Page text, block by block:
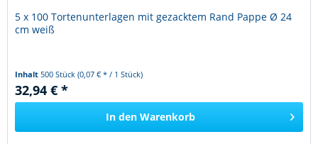
5 x 100 Tortenunterlagen mit gezacktem Rand Pappe Ø 24
cm weiß
Inhalt 500 Stück(0,07 € * / 1 Stück)
32,94 € *
In den Warenkorb